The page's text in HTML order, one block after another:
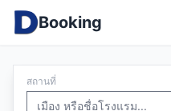
Booking
สถานที่